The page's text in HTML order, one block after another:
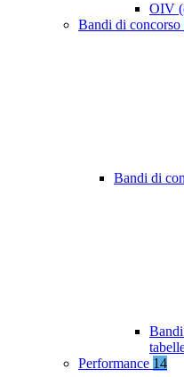
OIV
Bandi di concorso
Bandi di
Performance 14